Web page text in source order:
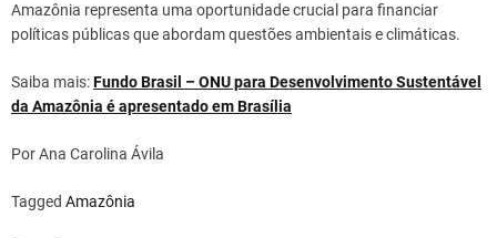
Amazônia representa uma oportunidade crucial para financiar
políticas públicas que abordam questões ambientais e climáticas.
Saiba mais:Fundo Brasil – ONU para Desenvolvimento Sustentável
da Amazônia é apresentado em Brasília
Por Ana Carolina Ávila
Tagged Amazônia